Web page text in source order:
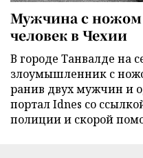
Мужчина с ножом
человек в Чехии
В городе Танвалде на
злоумышленник с
ранив двух мужчин и
портал Idnes со
полиции и скорой